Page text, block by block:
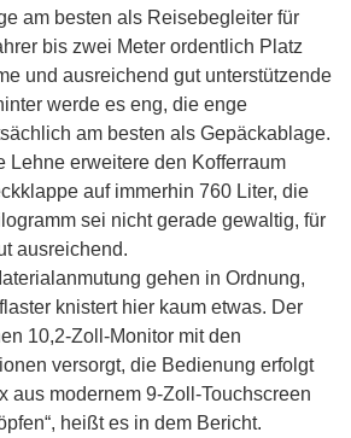
am besten als Reisebegleiter für
bis zwei Meter ordentlich Platz
und ausreichend gut unterstützende
werde es eng, die enge
am besten als Gepäckablage.
Lehne erweitere den Kofferraum
auf immerhin 760 Liter, die
sei nicht gerade gewaltig, für
ausreichend.
gehen in Ordnung,
knistert hier kaum etwas. Der
10,2-Zoll-Monitor mit den
versorgt, die Bedienung erfolgt
aus modernem 9-Zoll-Touchscreen
heißt es in dem Bericht.